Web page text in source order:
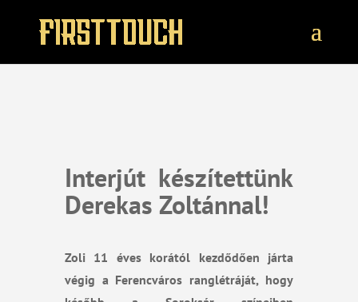
Interjút készítettünk
Derekas Zoltánnal!
Zoli 11 éves korától kezdődően járta
végig a Ferencváros ranglétráját, hogy